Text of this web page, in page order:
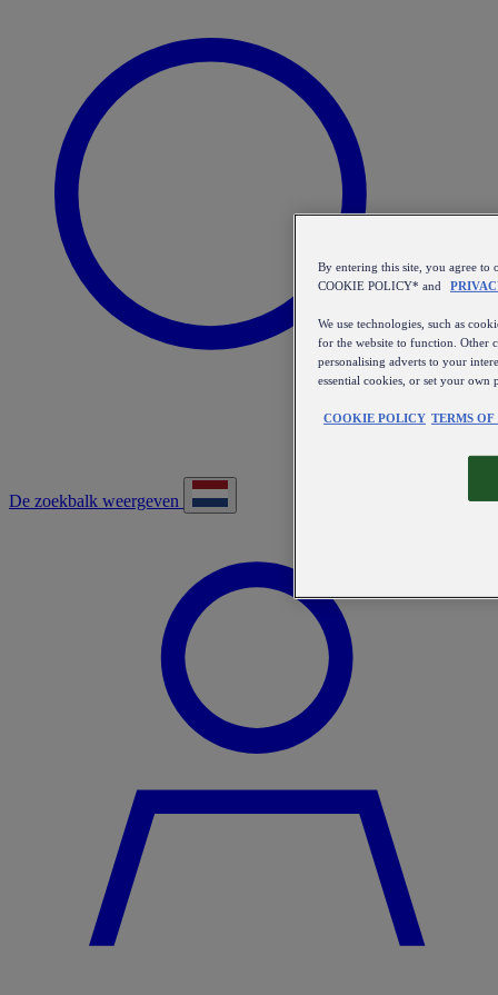
De zoekbalk weergeven
By entering this site, you agree to
COOKIE POLICY* and
We use technologies, such as
for the website to function. Other
personalising adverts to your
essential cookies, or set your own
COOKIE POLICY TERMS OF